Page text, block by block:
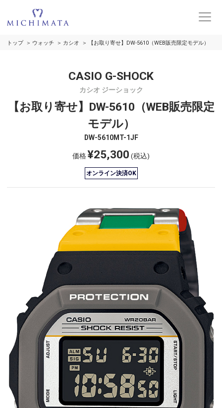
トップ ウォッチ カシオ 【お取り寄せ】DW-5610（WEB販売限定モデル）
CASIO G-SHOCK
カシオ ジーショック
【お取り寄せ】DW-5610（WEB販売限定
モデル）
DW-5610MT-1JF
価格¥25,300 (税込)
オンライン決済OK